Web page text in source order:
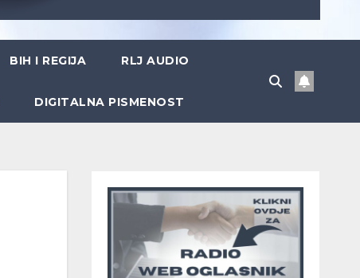
BIH I REGIJA RLJ AUDIO
DIGITALNA PISMENOST